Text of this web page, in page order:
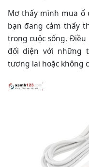
Mơ thấy mình mua ổ
bạn đang cảm thấy
trong cuộc sống.
đối diện với những
tương lai hoặc không